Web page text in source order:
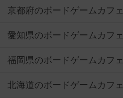
京都府のボードゲームカフェ
愛知県のボードゲームカフェ
福岡県のボードゲームカフェ
北海道のボードゲームカフェ